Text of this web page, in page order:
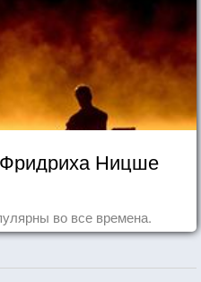
Ницше
во все времена.